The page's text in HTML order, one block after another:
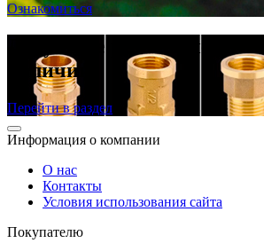
Ознакомиться
Латунные резьбовые
наличии
Перейти в раздел
Информация о компании
О нас
Контакты
Условия использования сайта
Покупателю